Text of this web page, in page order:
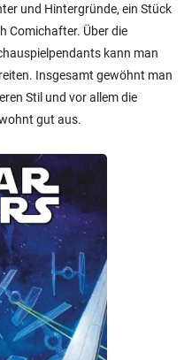
und Hintergründe, ein Stück
Comichafter. Über die
kann man
Insgesamt gewöhnt man
Stil und vor allem die
gut aus.